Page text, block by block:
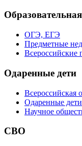
ОГЭ, ЕГЭ
Предметные
Всероссийские
Одаренные дети
Всероссийская
Одаренные дети
Научное
СВО